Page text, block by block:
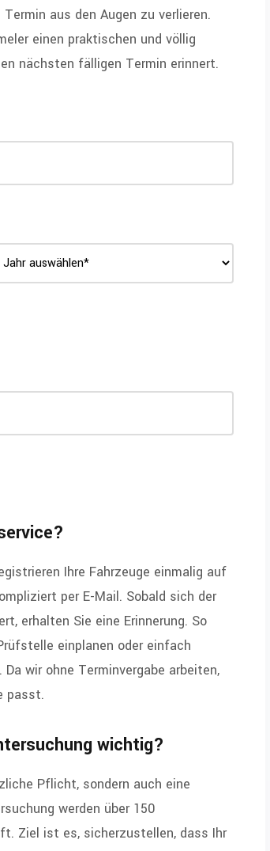
aus den Augen zu verlieren.
einen praktischen und völlig
nächsten fälligen Termin erinnert.
Ihre Fahrzeuge einmalig auf
per E-Mail. Sobald sich der
erhalten Sie eine Erinnerung. So
einplanen oder einfach
wir ohne Terminvergabe arbeiten,
passt.
wichtig?
Pflicht, sondern auch eine
werden über 150
Ziel ist es, sicherzustellen, dass Ihr